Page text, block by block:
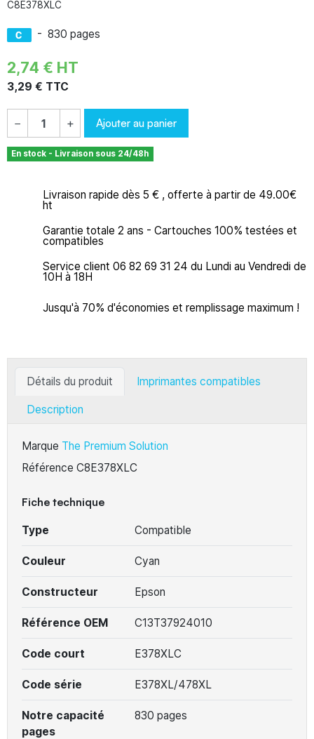
C8E378XLC
- 830 pages
2,74 € HT
3,29 € TTC
− + Ajouter au panier
En stock - Livraison sous 24/48h
Livraison rapide dès 5 € , offerte à partir de 49.00€
ht
Garantie totale 2 ans - Cartouches 100% testées et
compatibles
Service client 06 82 69 31 24 du Lundi au Vendredi de
10H à 18H
Jusqu'à 70% d'économies et remplissage maximum !
Détails du produit Imprimantes compatibles
Description
Marque The Premium Solution
Référence C8E378XLC
Fiche technique
Type Compatible
Couleur Cyan
Constructeur Epson
Référence OEM C13T37924010
Code court E378XLC
Code série E378XL/478XL
Notre capacité
pages
830 pages